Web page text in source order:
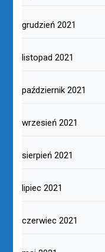
grudzień 2021
listopad 2021
październik 2021
wrzesień 2021
sierpień 2021
lipiec 2021
czerwiec 2021